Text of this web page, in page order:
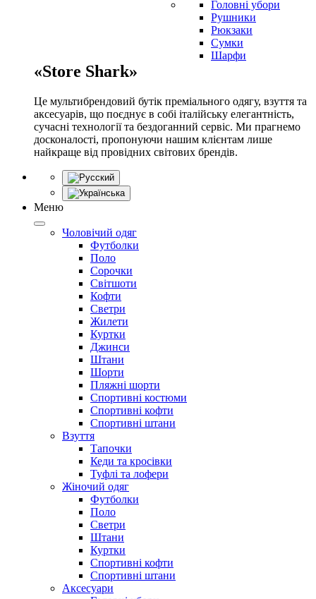
Головні убори
Рушники
Рюкзаки
Сумки
Шарфи
«Store Shark»
Це мультибрендовий бутік преміального одягу, взуття та
аксесуарів, що поєднує в собі італійську елегантність,
сучасні технології та бездоганний сервіс. Ми прагнемо
досконалості, пропонуючи нашим клієнтам лише
найкраще від провідних світових брендів.
Меню
Чоловічий одяг
Футболки
Поло
Сорочки
Світшоти
Кофти
Светри
Жилети
Куртки
Джинси
Штани
Шорти
Пляжні шорти
Спортивні костюми
Спортивні кофти
Спортивні штани
Взуття
Тапочки
Кеди та кросівки
Туфлі та лофери
Жіночий одяг
Футболки
Поло
Светри
Штани
Куртки
Cпортивні кофти
Спортивні штани
Аксесуари